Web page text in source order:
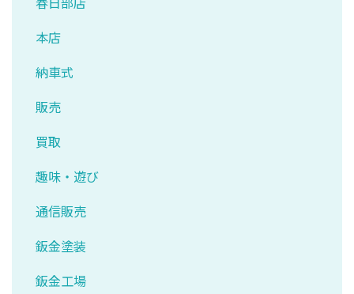
本店
納車式
販売
買取
趣味・遊び
通信販売
鈑金塗装
鈑金工場